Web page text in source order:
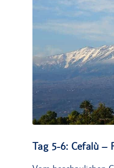
Tag 5-6: Cefalù –